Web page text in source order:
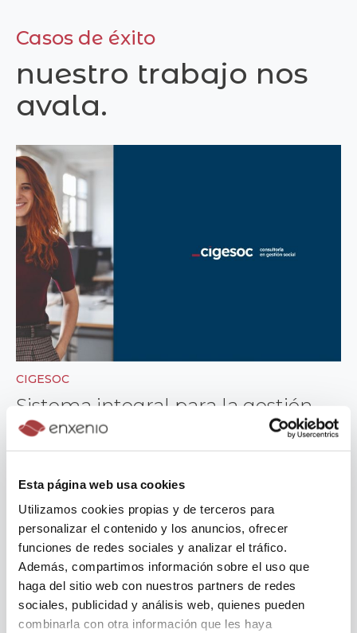
Esta página web usa cookies
Utilizamos cookies propias y de terceros para
personalizar el contenido y los anuncios, ofrecer
funciones de redes sociales y analizar el tráfico.
Además, compartimos información sobre el uso que
haga del sitio web con nuestros partners de redes
sociales, publicidad y análisis web, quienes pueden
combinarla con otra información que les haya
Casos de éxito
nuestro trabajo nos
avala.
CIGESOC
Sistema integral para la gestión
del servicio de ayuda a domicilio